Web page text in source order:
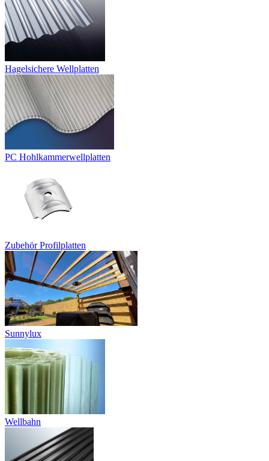
Hagelsichere Wellplatten
PC Hohlkammerwellplatten
Zubehör Profilplatten
Sunnylux
Wellbahn